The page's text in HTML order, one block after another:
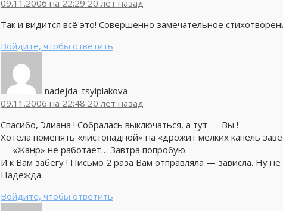
09.11.2006 на 22:29 20 лет назад
Так и видится всё это! Совершенно замечательное
Войдите, чтобы ответить
nadejda_tsyiplakova
09.11.2006 на 22:48 20 лет назад
Спасибо, Элиана ! Собралась выключаться, а тут — Вы !
Хотела поменять «листопадной» на «дрожит мелких капель
— «Жанр» не работает… Завтра попробую.
И к Вам забегу ! Письмо 2 раза Вам отправляла — зависла. Ну
Надежда
Войдите, чтобы ответить